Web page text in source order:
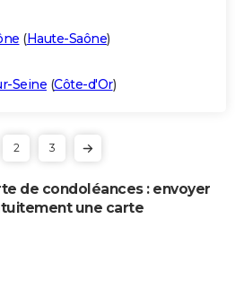
(Haute-Saône)
Seine (Côte-d'Or)
2 3
de condoléances : envoyer
une carte